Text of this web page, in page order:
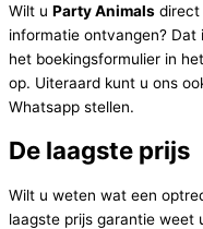
Wilt u Party Animals direct
informatie ontvangen? Dat
het boekingsformulier in
op. Uiteraard kunt u ons
Whatsapp stellen.
De laagste prijs
Wilt u weten wat een
laagste prijs garantie weet